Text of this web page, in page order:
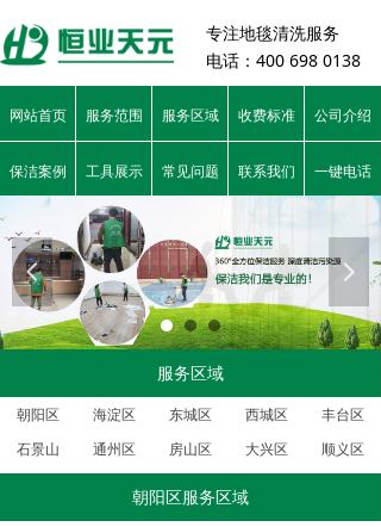
专注地毯清洗服务
电话：400 698 0138
服务区域
朝阳区 海淀区 东城区 西城区
丰台区
石景山
通州区 房山区 大兴区 顺义区
朝阳区服务区域
保洁案例 工具展示 常见问题 联系我们 一键电话
网站首页 服务范围 服务区域 收费标准 公司介绍
넳 넲